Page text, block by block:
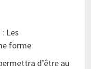
Les
forme
d’être au